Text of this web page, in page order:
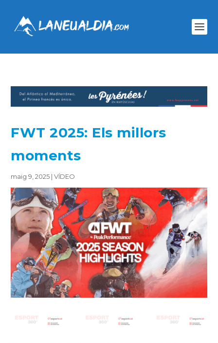
FWT 2025: Els millors
moments
maig 9, 2025 |VÍDEO